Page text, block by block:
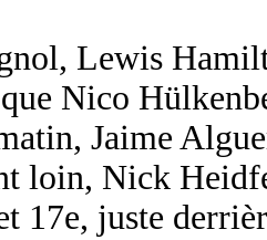
Lewis
Nico
Jaime
loin, Nick
17e, juste